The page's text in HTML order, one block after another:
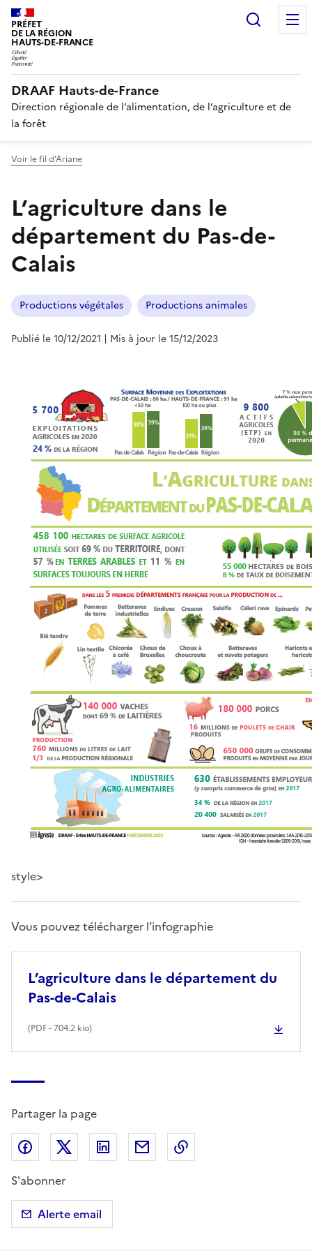
PRÉFET
DE LA RÉGION
HAUTS-DE-FRANCE
DRAAF Hauts-de-France
Direction régionale de l’alimentation, de l’agriculture et de
la forêt
Voir le fil d'Ariane
L’agriculture dans le
département du Pas-de-
Calais
Productions végétales Productions animales
Publié le 10/12/2021 | Mis à jour le 15/12/2023
style>
Vous pouvez télécharger l’infographie
L’agriculture dans le département du
Pas-de-Calais
(PDF- 704.2 kio)
Partager la page
Partager sur Facebook
Partager sur X (anciennement Twitter)
Partager sur LinkedIn
Partager par email
S'abonner
Alerte email